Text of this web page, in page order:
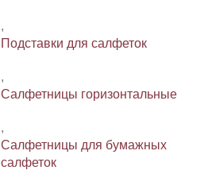
,
Подставки для салфеток
,
Салфетницы горизонтальные
,
Салфетницы для бумажных
салфеток